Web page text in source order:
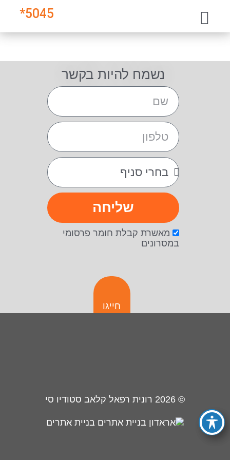
5045
*
נשמח להיות בקשר
מאשרת קבלת חומר פרסומי
במסרונים
שליחה
חייגו
© 2026 רונית רפאל קלאב סטודיו סי
בניית אתרים